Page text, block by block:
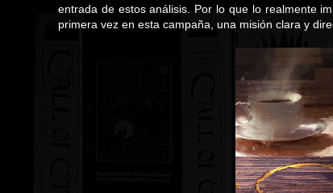
entrada de estos análisis. Por lo que lo realmente
primera vez en esta campaña, una misión clara y